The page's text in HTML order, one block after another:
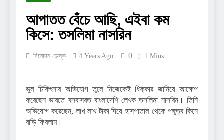
2 Years Ago
যুক্তরাষ্ট্রে গিয়ে নতুন প্রেমের
কথা স্বীকার করলেন সোহানা
2 Years Ago
2 Years Ago
আপাতত বেঁচে আছি, এইবা কম
কিসে: তসলিমা নাসরিন
বিনোদন ডেস্ক 4 Years Ago 0 1 Mins
ভুল চিকিৎসার অভিযোগ তুলে নিজেকেই ধিক্কার জানিয়ে আক্ষেপ
করেছেন ভারতে বসবাসরত বাংলাদেশি লেখক তসলিমা নাসরিন। তিনি
অভিযোগ করেছেন, লাখ লাখ টাকা দিয়ে হাসপাতাল থেকে পঙ্গুত্ব কিনে
বাড়ি ফিরলাম।